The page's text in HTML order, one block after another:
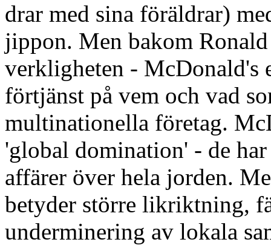
drar med sina föräldrar)
jippon. Men bakom
verkligheten - McDonald's
förtjänst på vem och vad
multinationella företag.
'global domination' - de
affärer över hela jorden.
betyder större likriktning,
underminering av lokala